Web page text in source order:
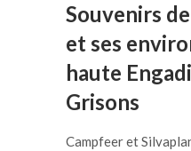
Souvenirs
et ses
haute
Grisons
Campfeer et